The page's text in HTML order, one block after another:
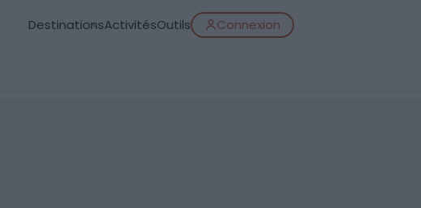
DestinationsActivitésOutils Connexion